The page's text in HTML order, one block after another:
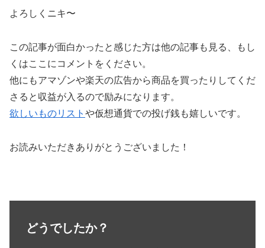
よろしくニキ〜
この記事が面白かったと感じた方は他の記事も見る、もし
くはここにコメントをください。
他にもアマゾンや楽天の広告から商品を買ったりしてくだ
さると収益が入るので励みになります。
欲しいものリスト や仮想通貨での投げ銭も嬉しいです。
お読みいただきありがとうございました！
どうでしたか？